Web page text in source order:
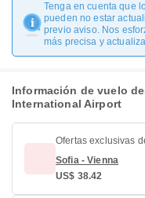
Tenga en cuenta que
pueden no estar
previo aviso. Nos
más precisa y
Información de vuelo
International Airport
Ofertas exclusivas
Sofia - Vienna
US$ 38.42